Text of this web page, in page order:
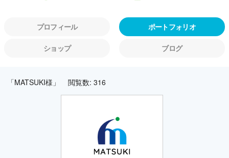
プロフィール ポートフォリオ
ショップ ブログ
「MATSUKI様」 閲覧数: 316